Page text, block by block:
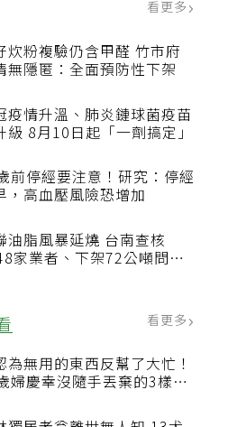
看更多
炊粉複驗仍含甲醛 竹市府
無隱匿：全面預防性下架
疫情升溫、肺炎鏈球菌疫苗
級 8月10日起「一劑搞定」
前停經要注意！研究：停經
，高血壓風險恐增加
油脂風暴延燒 台南查核
家業者、下架72公噸問題
為無用的東西反幫了大忙！
歲婦慶幸沒隨手丟棄的3樣物